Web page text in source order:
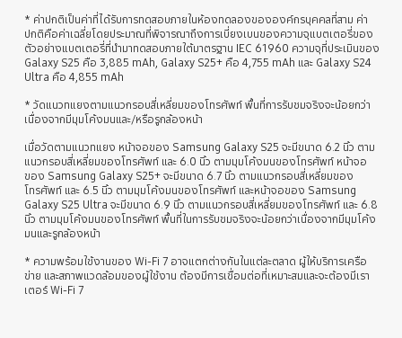
* ค่าปกติเป็นค่าที่ได้รับการทดสอบภายในห้องทดลองขององค์กรบุคคลที่สาม ค่า
ปกติคือค่าเฉลี่ยโดยประมาณที่พิจารณาถึงการเบี่ยงเบนของความจุแบตเตอรี่ของ
ตัวอย่างแบตเตอรี่ที่นำมาทดสอบภายใต้มาตรฐาน IEC 61960 ความจุที่ประเมินของ
Galaxy S25 คือ 3,885 mAh, Galaxy S25+ คือ 4,755 mAh และ Galaxy S24
Ultra คือ 4,855 mAh
* วัดแนวทแยงตามแนวกรอบสี่เหลี่ยมของโทรศัพท์ พื้นที่การรับชมจริงจะน้อยกว่า
เนื่องจากมีมุมโค้งมนและ/หรือรูกล้องหน้า
เมื่อวัดตามแนวทแยง หน้าจอของ Samsung Galaxy S25 จะมีขนาด 6.2 นิ้ว ตาม
แนวกรอบสี่เหลี่ยมของโทรศัพท์ และ 6.0 นิ้ว ตามมุมโค้งมนของโทรศัพท์ หน้าจอ
ของ Samsung Galaxy S25+ จะมีขนาด 6.7 นิ้ว ตามแนวกรอบสี่เหลี่ยมของ
โทรศัพท์ และ 6.5 นิ้ว ตามมุมโค้งมนของโทรศัพท์ และหน้าจอของ Samsung
Galaxy S25 Ultra จะมีขนาด 6.9 นิ้ว ตามแนวกรอบสี่เหลี่ยมของโทรศัพท์ และ 6.8
นิ้ว ตามมุมโค้งมนของโทรศัพท์ พื้นที่ในการรับชมจริงจะน้อยกว่าเนื่องจากมีมุมโค้ง
มนและรูกล้องหน้า
* ความพร้อมใช้งานของ Wi-Fi 7 อาจแตกต่างกันในแต่ละตลาด ผู้ให้บริการเครือ
ข่าย และสภาพแวดล้อมของผู้ใช้งาน ต้องมีการเชื่อมต่อที่เหมาะสมและจะต้องมีเรา
เตอร์ Wi-Fi 7